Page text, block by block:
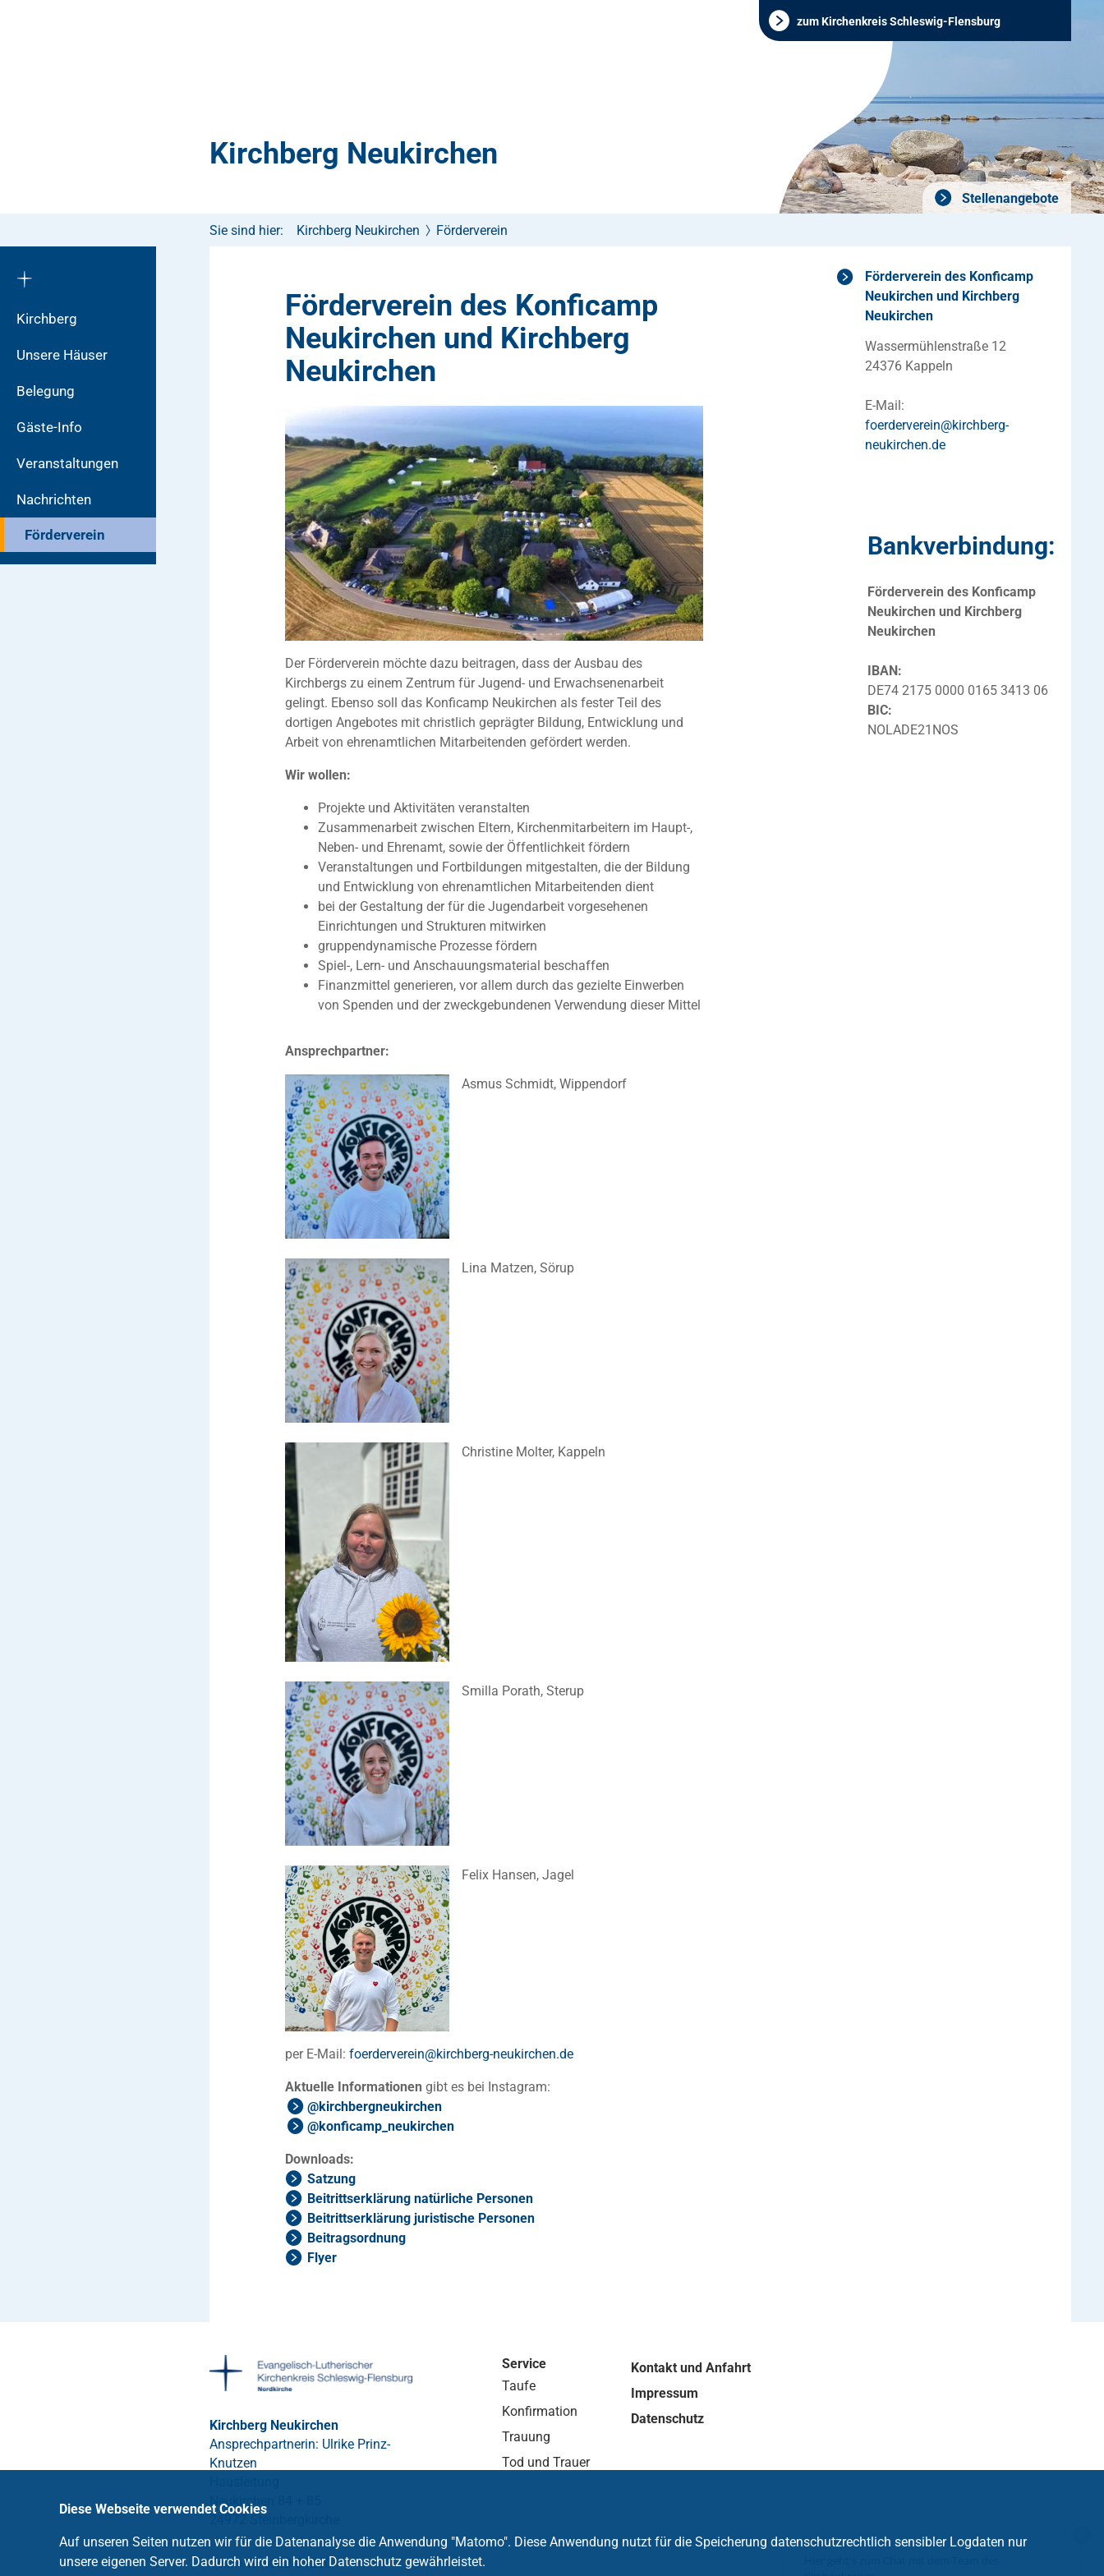
zum Kirchenkreis Schleswig-Flensburg
Kirchberg Neukirchen
Stellenangebote
Kirchberg
Unsere Häuser
Belegung
Gäste-Info
Veranstaltungen
Nachrichten
Förderverein
Sie sind hier: Kirchberg Neukirchen Förderverein
Förderverein des Konficamp
Neukirchen und Kirchberg
Neukirchen
Der Förderverein möchte dazu beitragen, dass der Ausbau des
Kirchbergs zu einem Zentrum für Jugend- und Erwachsenenarbeit
gelingt. Ebenso soll das Konficamp Neukirchen als fester Teil des
dortigen Angebotes mit christlich geprägter Bildung, Entwicklung und
Arbeit von ehrenamtlichen Mitarbeitenden gefördert werden.
Wir wollen:
Projekte und Aktivitäten veranstalten
Zusammenarbeit zwischen Eltern, Kirchenmitarbeitern im Haupt-,
Neben- und Ehrenamt, sowie der Öffentlichkeit fördern
Veranstaltungen und Fortbildungen mitgestalten, die der Bildung
und Entwicklung von ehrenamtlichen Mitarbeitenden dient
bei der Gestaltung der für die Jugendarbeit vorgesehenen
Einrichtungen und Strukturen mitwirken
gruppendynamische Prozesse fördern
Spiel-, Lern- und Anschauungsmaterial beschaffen
Finanzmittel generieren, vor allem durch das gezielte Einwerben
von Spenden und der zweckgebundenen Verwendung dieser Mittel
Ansprechpartner:
Asmus Schmidt, Wippendorf
Lina Matzen, Sörup
Christine Molter, Kappeln
Smilla Porath, Sterup
Felix Hansen, Jagel
per E-Mail:foerderverein@kirchberg-neukirchen.de
Aktuelle Informationen gibt es bei Instagram:
@kirchbergneukirchen
@konficamp_neukirchen
Downloads:
Satzung
Beitrittserklärung natürliche Personen
Beitrittserklärung juristische Personen
Beitragsordnung
Flyer
Förderverein des Konficamp
Neukirchen und Kirchberg
Neukirchen
Wassermühlenstraße 12
24376 Kappeln
E-Mail:
foerderverein@kirchberg-
neukirchen.de
Bankverbindung:
Förderverein des Konficamp
Neukirchen und Kirchberg
Neukirchen
IBAN:
DE74 2175 0000 0165 3413 06
BIC:
NOLADE21NOS
Kirchberg Neukirchen
Ansprechpartnerin: Ulrike Prinz-
Knutzen
Neukirchen 84 + 85
Tel.: +49 4632 84200
Service
Taufe
Konfirmation
Trauung
Tod und Trauer
Kontakt und Anfahrt
Impressum
Datenschutz
Diese Webseite verwendet Cookies
Auf unseren Seiten nutzen wir für die Datenanalyse die Anwendung "Matomo". Diese Anwendung nutzt für die Speicherung datenschutzrechtlich sensibler Logdaten nur
unsere eigenen Server. Dadurch wird ein hoher Datenschutz gewährleistet.